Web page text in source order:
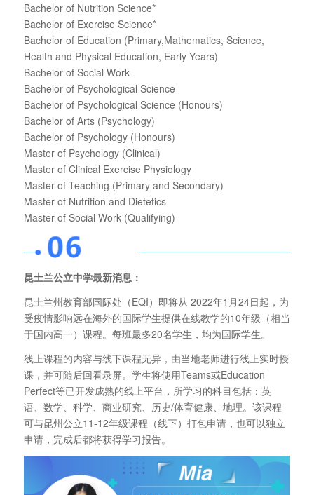
Bachelor of Nutrition Science*
Bachelor of Exercise Science*
Bachelor of Education (Primary,Mathematics, Science,
Health and Physical Education, Early Years)
Bachelor of Social Work
Bachelor of Psychological Science
Bachelor of Psychological Science (Honours)
Bachelor of Arts (Psychology)
Bachelor of Psychology (Honours)
Master of Psychology (Clinical)
Master of Clinical Exercise Physiology
Master of Teaching (Primary and Secondary)
Master of Nutrition and Dietetics
Master of Social Work (Qualifying)
昆士兰公立中学最新消息：
昆士兰州教育部国际处（EQI）即将从 2022年1月24日起，为
受疫情影响远在海外的国际学生提供在线教学的10年级（相当
于国内高一）课程。每班最多20名学生，均为国际学生。
线上课程的内容与线下课程无异，由当地老师进行线上实时授
课，并可随后回看录屏。学生将使用Teams或Education
Perfect等已开发成熟的线上平台，所学习的科目包括：英
语、数学、科学、商业研究、历史/体育健康、地理。该课程
可与昆州公立11-12年级课程（线下）打包申请，也可以独立
申请，完成后都将获得学习报告。